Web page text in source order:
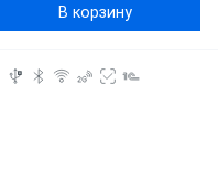
В корзину